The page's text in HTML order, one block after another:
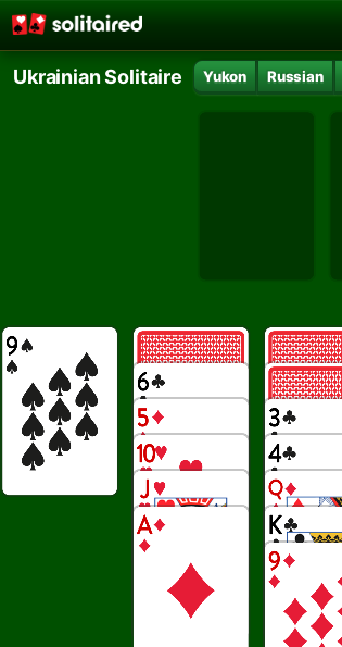
Ukrainian Solitaire Yukon Russian